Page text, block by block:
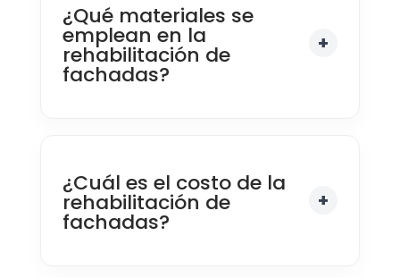
¿Qué materiales se
emplean en la
rehabilitación de
fachadas?
¿Cuál es el costo de la
rehabilitación de
fachadas?